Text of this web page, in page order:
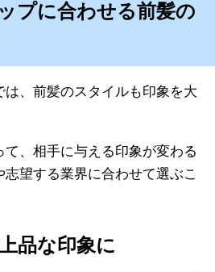
プに合わせる前髪の
、前髪のスタイルも印象を大
、相手に与える印象が変わる
望する業界に合わせて選ぶこ
品な印象に